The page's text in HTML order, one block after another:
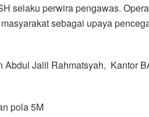
selaku perwira pengawas.
sebagai upaya
Jalil Rahmatsyah, Kantor
pola 5M